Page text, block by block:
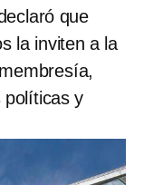
que
la inviten a la
políticas y